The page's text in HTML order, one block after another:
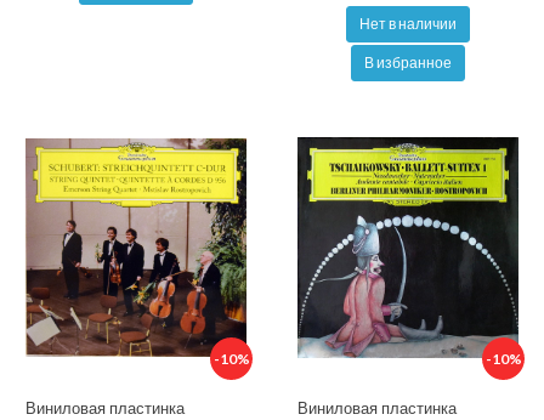
Нет в наличии
В избранное
-10%
Виниловая пластинка
-10%
Виниловая пластинка